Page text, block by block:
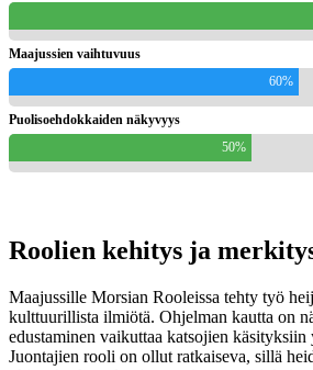
Maajussien vaihtuvuus
60%
Puolisoehdokkaiden näkyvyys
50%
Roolien kehitys ja
Maajussille Morsian Rooleissa tehty työ
kulttuurillista ilmiötä. Ohjelman kautta on
edustaminen vaikuttaa katsojien käsityksiin
Juontajien rooli on ollut ratkaiseva, sillä